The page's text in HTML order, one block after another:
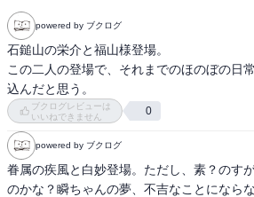
powered by ブクログ
石鎚山の栄介と福山様登場。
この二人の登場で、それまでのほのぼの日
込んだと思う。
ブクログレビューは
いいねできません
0
powered by ブクログ
眷属の疾風と白妙登場。ただし、素？のす
のかな？瞬ちゃんの夢、不吉なことになら